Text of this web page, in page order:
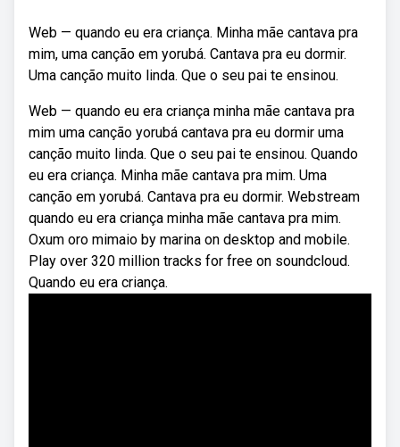
Web — quando eu era criança. Minha mãe cantava pra
mim, uma canção em yorubá. Cantava pra eu dormir.
Uma canção muito linda. Que o seu pai te ensinou.
Web — quando eu era criança minha mãe cantava pra
mim uma canção yorubá cantava pra eu dormir uma
canção muito linda. Que o seu pai te ensinou. Quando
eu era criança. Minha mãe cantava pra mim. Uma
canção em yorubá. Cantava pra eu dormir. Webstream
quando eu era criança minha mãe cantava pra mim.
Oxum oro mimaio by marina on desktop and mobile.
Play over 320 million tracks for free on soundcloud.
Quando eu era criança.